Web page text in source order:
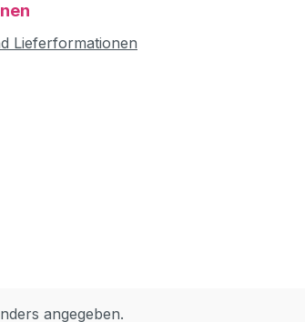
Lieferformationen
angegeben.